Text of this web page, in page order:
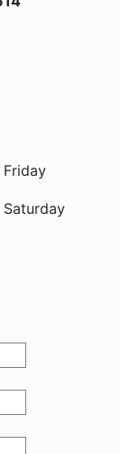
Friday
Saturday